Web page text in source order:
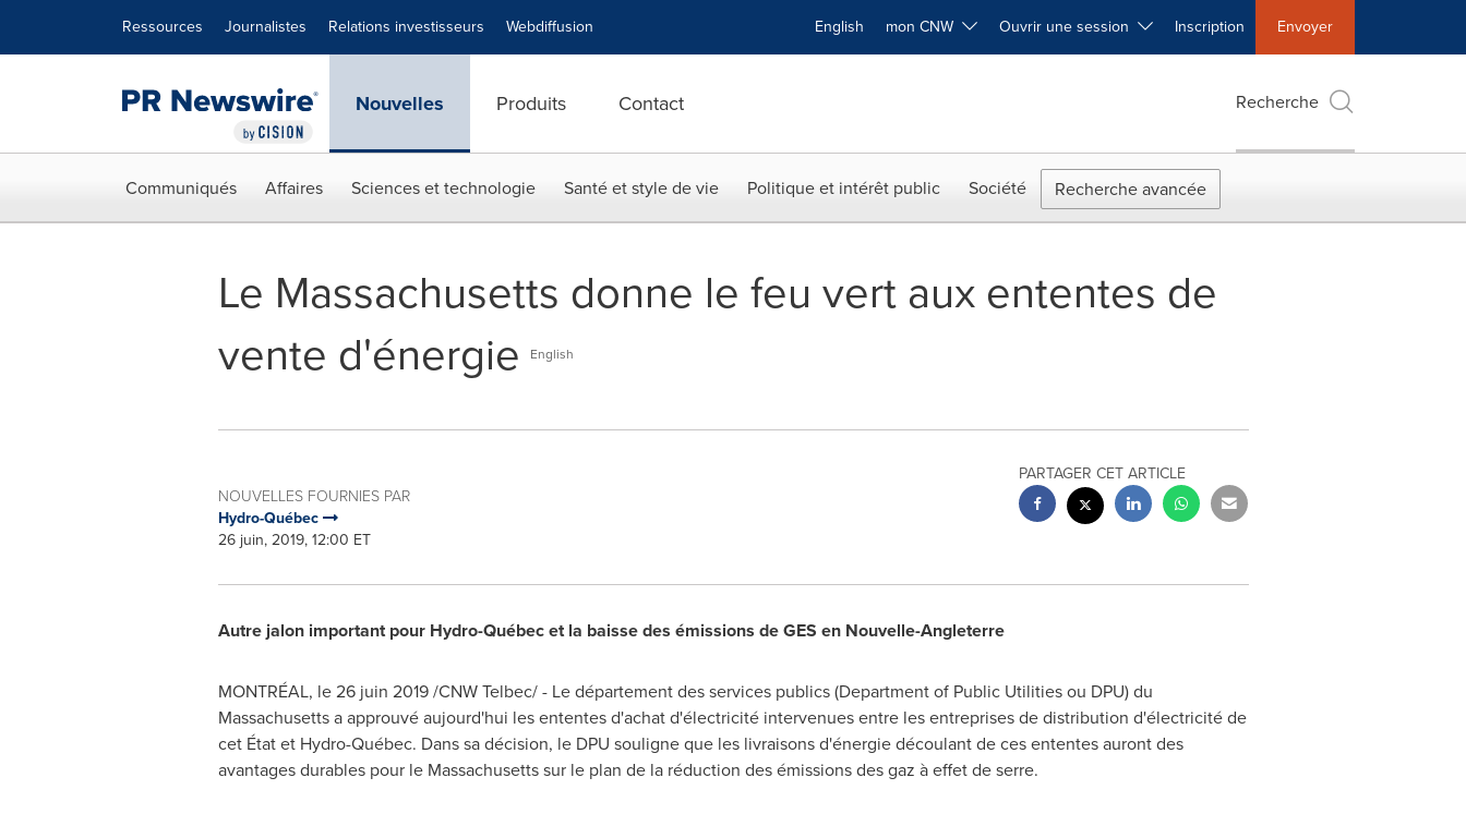
Ressources Journalistes Relations investisseurs Webdiffusion English mon CNW Ouvrir une session Inscription Envoyer
Nouvelles Produits Contact Recherche
Communiqués Affaires Sciences et technologie Santé et style de vie Politique et intérêt public Société Recherche avancée
Le Massachusetts donne le feu vert aux ententes de
vente d'énergie
English
NOUVELLES FOURNIES PAR
Hydro-Québec
26 juin, 2019, 12:00 ET
PARTAGER CET ARTICLE
Autre jalon important pour Hydro-Québec et la baisse des émissions de GES en Nouvelle-Angleterre
MONTRÉAL, le 26 juin 2019 /CNW Telbec/ - Le département des services publics (Department of Public Utilities ou DPU) du
Massachusettsa approuvé aujourd'hui les ententes d'achat d'électricité intervenues entre les entreprises de distribution d'électricité de
cet État et Hydro-Québec. Dans sa décision, le DPU souligne que les livraisons d'énergie découlant de ces ententes auront des
avantages durables pour le Massachusettssur le plan de la réduction des émissions des gaz à effet de serre.